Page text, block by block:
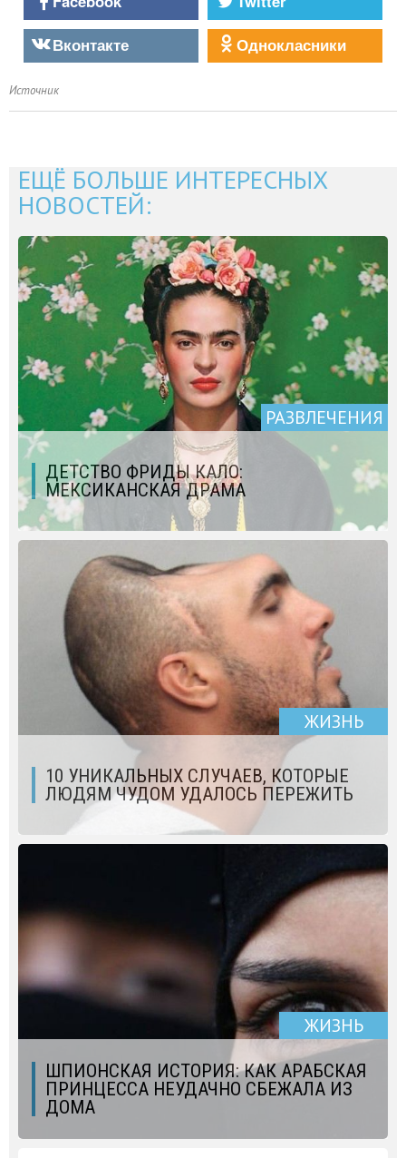
Вконтакте
Однокласники
Источник
ЕЩЁ БОЛЬШЕ ИНТЕРЕСНЫХ
НОВОСТЕЙ:
РАЗВЛЕЧЕНИЯ
ДЕТСТВО ФРИДЫ КАЛО:
МЕКСИКАНСКАЯ ДРАМА
ЖИЗНЬ
10 УНИКАЛЬНЫХ СЛУЧАЕВ, КОТОРЫЕ
ЛЮДЯМ ЧУДОМ УДАЛОСЬ ПЕРЕЖИТЬ
ЖИЗНЬ
ШПИОНСКАЯ ИСТОРИЯ: КАК АРАБСКАЯ
ПРИНЦЕССА НЕУДАЧНО СБЕЖАЛА ИЗ
ДОМА